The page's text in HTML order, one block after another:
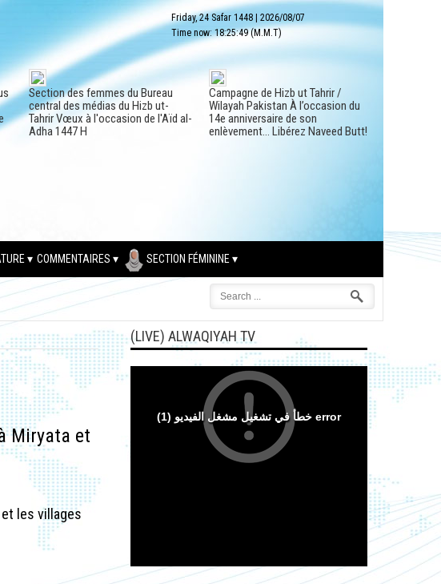
Friday, 24 Safar 1448
2026/08/07
Time now:18:25:50(M.M.T)
Section des femmes du Bureau
central des médias du Hizb ut-
Tahrir Vœux à l'occasion de l'Aïd al-
Adha 1447 H
Campagne de Hizb ut Tahrir /
Wilayah Pakistan À l’occasion du
14e anniversaire de son
enlèvement… Libérez Naveed Butt!
COMMENTAIRES SECTION FÉMININE
Miryata et
et les villages
(LIVE) ALWAQIYAH TV